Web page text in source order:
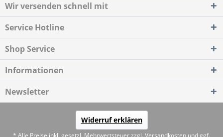
Wir versenden schnell mit
Service Hotline
Shop Service
Informationen
Newsletter
Widerruf erklären
* Alle Preise inkl. gesetzl. Mehrwertsteuer zzgl. Versandkosten und ggf.